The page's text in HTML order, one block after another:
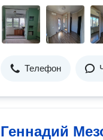
Телефон
Геннадий